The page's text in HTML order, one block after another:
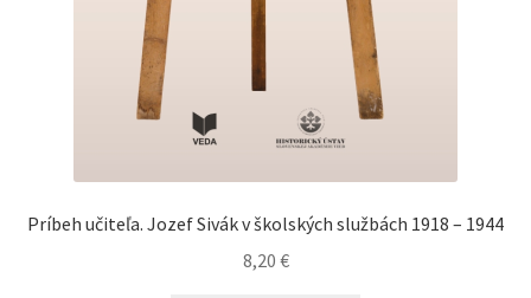
Príbeh učiteľa. Jozef Sivák v školských službách 1918 – 1944
8,20 €